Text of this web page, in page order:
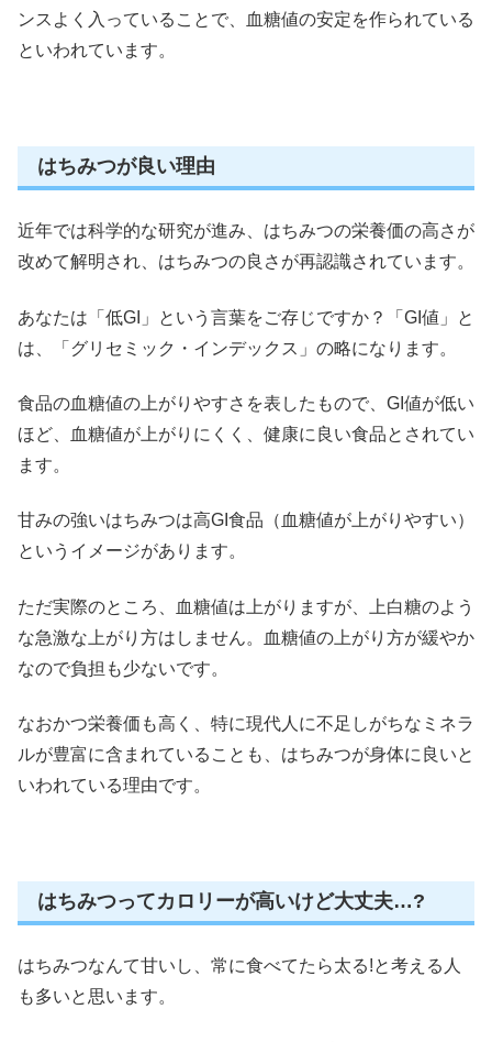
ンスよく入っていることで、血糖値の安定を作られている
といわれています。
はちみつが良い理由
近年では科学的な研究が進み、はちみつの栄養価の高さが
改めて解明され、はちみつの良さが再認識されています。
あなたは「低GI」という言葉をご存じですか？「GI値」と
は、「グリセミック・インデックス」の略になります。
食品の血糖値の上がりやすさを表したもので、GI値が低い
ほど、血糖値が上がりにくく、健康に良い食品とされてい
ます。
甘みの強いはちみつは高GI食品（血糖値が上がりやすい）
というイメージがあります。
ただ実際のところ、血糖値は上がりますが、上白糖のよう
な急激な上がり方はしません。
血糖値の上がり方が緩やか
なので負担も少ないです。
なおかつ栄養価も高く、特に現代人に不足しがちなミネラ
ルが豊富に含まれていることも、はちみつが身体に良いと
いわれている理由です。
はちみつってカロリーが高いけど大丈夫…?
はちみつなんて甘いし、常に食べてたら太る!と考える人
も多いと思います。